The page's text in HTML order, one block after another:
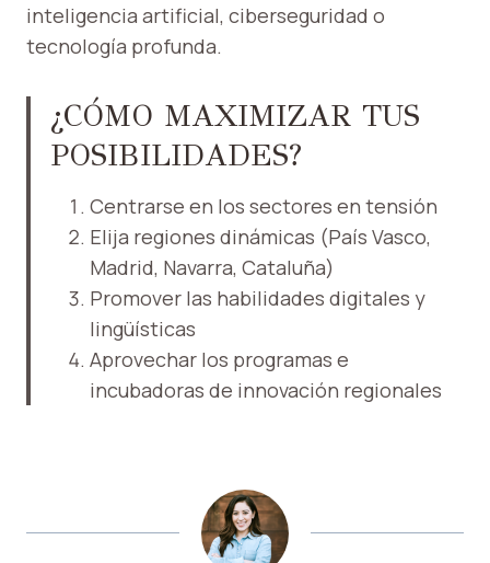
inteligencia artificial, ciberseguridad o
tecnología profunda.
¿CÓMO MAXIMIZAR TUS
POSIBILIDADES?
Centrarse en los sectores en tensión
Elija regiones dinámicas (País Vasco,
Madrid, Navarra, Cataluña)
Promover las habilidades digitales y
lingüísticas
Aprovechar los programas e
incubadoras de innovación regionales